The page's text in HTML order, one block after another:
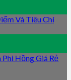
Và Tiêu Chí
Hồng Giá Rẻ